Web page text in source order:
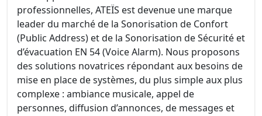
professionnelles, ATEÏS est devenue une marque
leader du marché de la Sonorisation de Confort
(Public Address) et de la Sonorisation de Sécurité et
d’évacuation EN 54 (Voice Alarm). Nous proposons
des solutions novatrices répondant aux besoins de
mise en place de systèmes, du plus simple aux plus
complexe : ambiance musicale, appel de
personnes, diffusion d’annonces, de messages et